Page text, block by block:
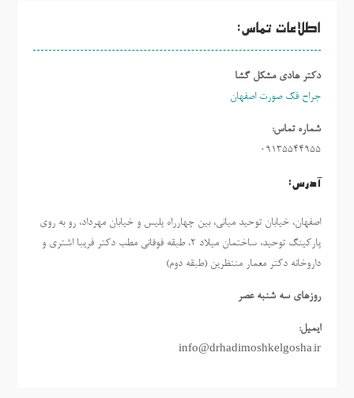
اطلاعات تماس:
دکتر هادی مشکل گشا
جراح فک صورت اصفهان
شماره تماس:
09135544955
آدرس:
اصفهان، خیابان توحید میانی، بین چهارراه پلیس و خیابان مهرداد، رو به روی
پارکینگ توحید، ساختمان میلاد ٢، طبقه فوقانی مطب دکتر فریبا اشتری و
داروخانه دکتر معمار منتظرین (طبقه دوم)
روزهاي سه شنبه عصر
ایمیل:
info@drhadimoshkelgosha.ir